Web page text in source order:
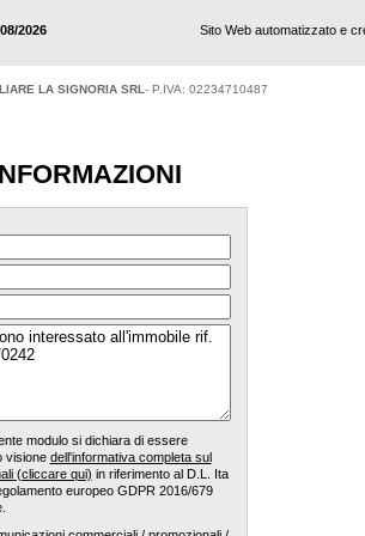
2026 Sito Web automatizzato e
LA SIGNORIA SRL - P.IVA: 02234710487
modulo si dichiara di essere
visione dell'informativa completa sul
(cliccare qui) in riferimento al D.L. Ita
europeo GDPR 2016/679